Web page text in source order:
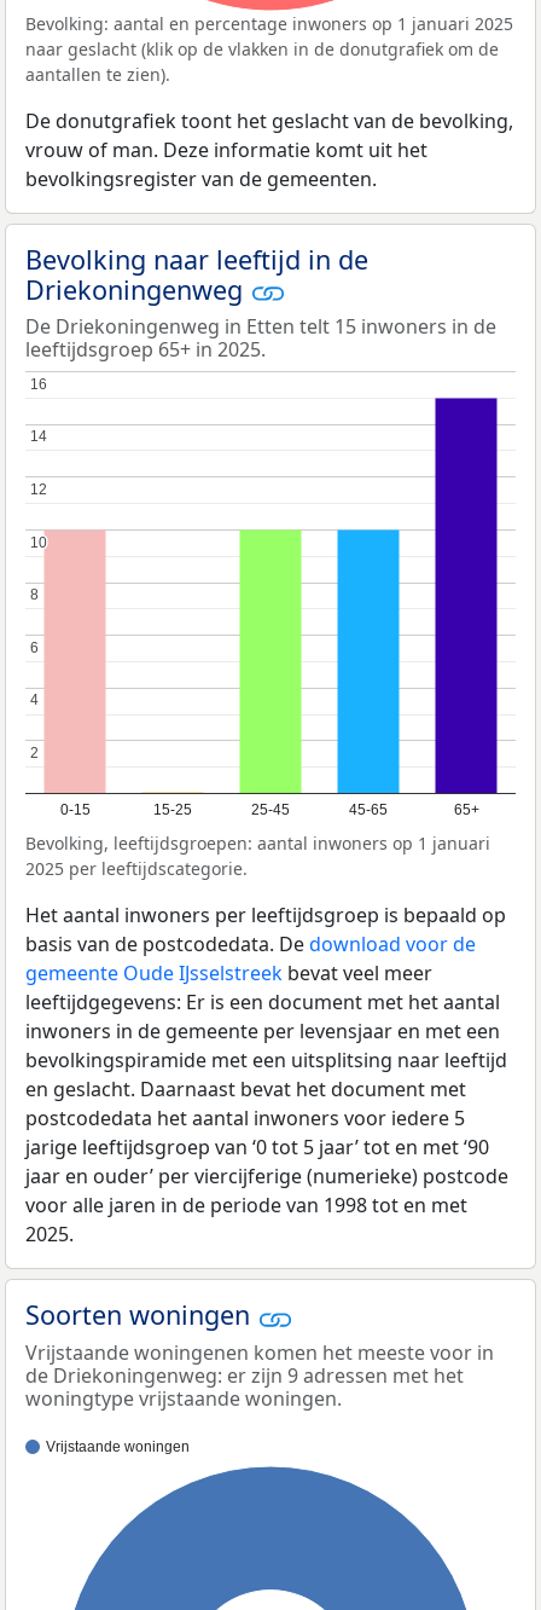
Bevolking: aantal en percentage inwoners op 1 januari 2025
naar geslacht (klik op de vlakken in de donutgrafiek om de
aantallen te zien).
De donutgrafiek toont het geslacht van de bevolking,
vrouw of man. Deze informatie komt uit het
bevolkingsregister van de gemeenten.
Bevolking naar leeftijd in de
Driekoningenweg
De Driekoningenweg in Etten telt 15 inwoners in de
leeftijdsgroep 65+ in 2025.
0-15 15-25 25-45 45-65 65+
2
2
4
4
6
6
8
8
10
10
12
12
14
14
16
16
Bevolking, leeftijdsgroepen: aantal inwoners op 1 januari
2025 per leeftijdscategorie.
Het aantal inwoners per leeftijdsgroep is bepaald op
basis van de postcodedata. Dedownload voor de
gemeente Oude IJsselstreek bevat veel meer
leeftijdgegevens: Er is een document met het aantal
inwoners in de gemeente per levensjaar en met een
bevolkingspiramide met een uitsplitsing naar leeftijd
en geslacht. Daarnaast bevat het document met
postcodedata het aantal inwoners voor iedere 5
jarige leeftijdsgroep van ‘0 tot 5 jaar’ tot en met ‘90
jaar en ouder’ per viercijferige (numerieke) postcode
voor alle jaren in de periode van 1998 tot en met
2025.
Soorten woningen
Vrijstaande woningenen komen het meeste voor in
de Driekoningenweg: er zijn 9 adressen met het
woningtype vrijstaande woningen.
Vrijstaande woningen